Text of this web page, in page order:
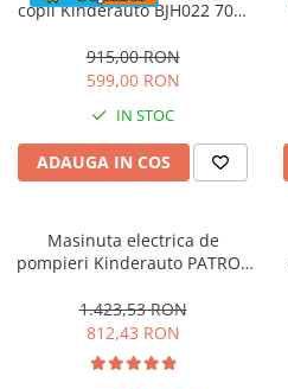
copii Kinderauto BJH022 70W
915,00 RON
599,00 RON
IN STOC
ADAUGA IN COS
Masinuta electrica de
pompieri Kinderauto PATROL
1.423,53 RON
812,43 RON